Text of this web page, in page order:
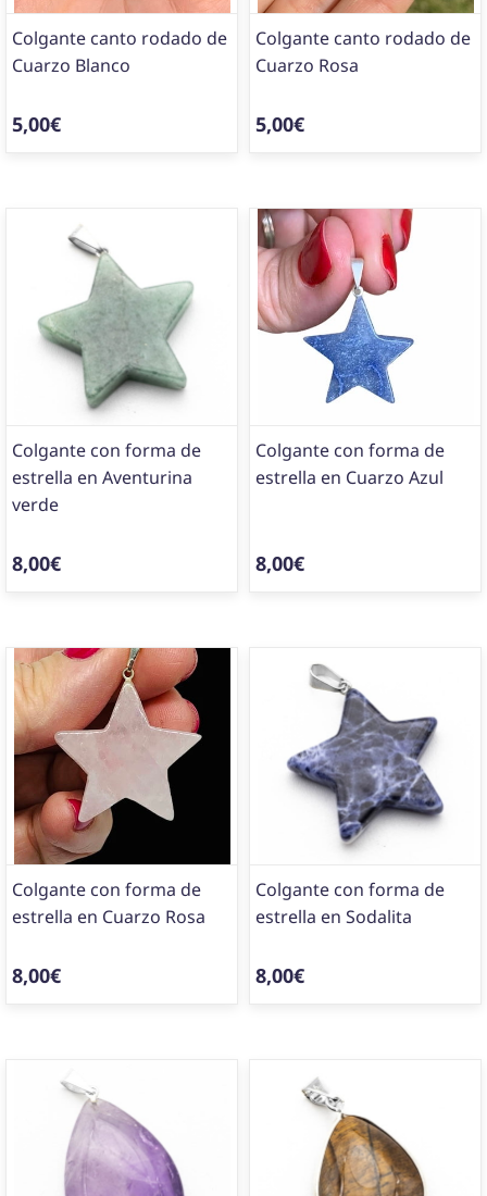
Colgante canto rodado de
Cuarzo Blanco
5,00€
Colgante canto rodado de
Cuarzo Rosa
5,00€
Colgante con forma de
estrella en Aventurina
verde
8,00€
Colgante con forma de
estrella en Cuarzo Azul
8,00€
Colgante con forma de
estrella en Cuarzo Rosa
8,00€
Colgante con forma de
estrella en Sodalita
8,00€